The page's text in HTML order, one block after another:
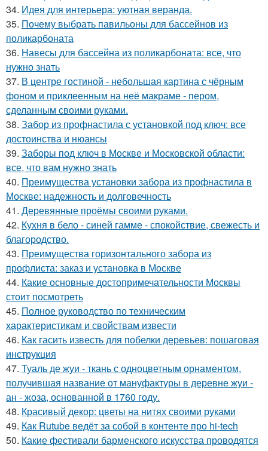
34. Идея для интерьера: уютная веранда.
35. Почему выбрать павильоны для бассейнов из
поликарбоната
36. Навесы для бассейна из поликарбоната: все, что
нужно знать
37. В центре гостиной - небольшая картина с чёрным
фоном и приклеенным на неё макраме - пером,
сделанным своими руками.
38. Забор из профнастила с установкой под ключ: все
достоинства и нюансы
39. Заборы под ключ в Москве и Московской области:
все, что вам нужно знать
40. Преимущества установки забора из профнастила в
Москве: надежность и долговечность
41. Деревянные проёмы своими руками.
42. Кухня в бело - синей гамме - спокойствие, свежесть и
благородство.
43. Преимущества горизонтального забора из
профлиста: заказ и установка в Москве
44. Какие основные достопримечательности Москвы
стоит посмотреть
45. Полное руководство по техническим
характеристикам и свойствам извести
46. Как гасить известь для побелки деревьев: пошаговая
инструкция
47. Туаль де жуи - ткань с одноцветным орнаментом,
получившая название от мануфактуры в деревне жуи -
ан - жоза, основанной в 1760 году.
48. Красивый декор: цветы на нитях своими руками
49. Как Rutube ведёт за собой в контенте про hi-tech
50. Какие фестивали барменского искусства проводятся